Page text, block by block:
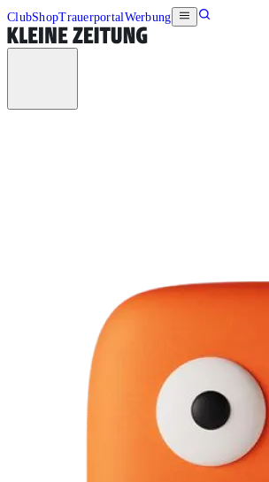
ClubShopTrauerportalWerbung